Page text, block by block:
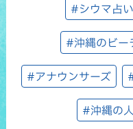
#シウマ占い
#沖縄のビー
#アナウンサーズ
#沖縄の